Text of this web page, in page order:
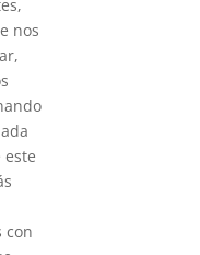
nos
este
con